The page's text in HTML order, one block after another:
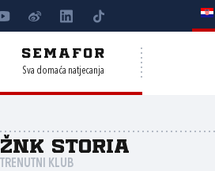
SEMAFOR
Sva domaća natjecanja
ŽNK Storia
TRENUTNI KLUB